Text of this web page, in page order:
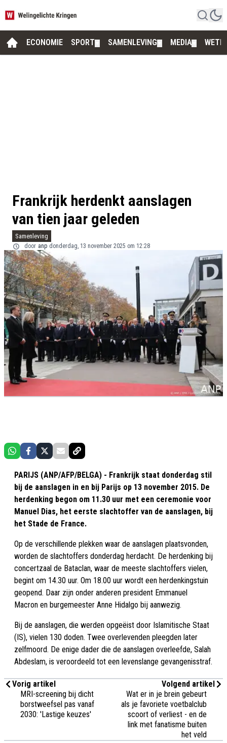
ECONOMIE SPORT SAMENLEVING MEDIA
Frankrijk herdenkt aanslagen
van tien jaar geleden
Samenleving
door anp donderdag, 13 november 2025 om 12:28
PARIJS (ANP/AFP/BELGA) - Frankrijk staat donderdag stil
bij de aanslagen in en bij Parijs op 13 november 2015. De
herdenking begon om 11.30 uur met een ceremonie voor
Manuel Dias, het eerste slachtoffer van de aanslagen, bij
het Stade de France.
Op de verschillende plekken waar de aanslagen plaatsvonden,
worden de slachtoffers donderdag herdacht. De herdenking bij
concertzaal de Bataclan, waar de meeste slachtoffers vielen,
begint om 14.30 uur. Om 18.00 uur wordt een herdenkingstuin
geopend. Daar zijn onder anderen president Emmanuel
Macron en burgemeester Anne Hidalgo bij aanwezig.
Bij de aanslagen, die werden opgeëist door Islamitische Staat
(IS), vielen 130 doden. Twee overlevenden pleegden later
zelfmoord. De enige dader die de aanslagen overleefde, Salah
Abdeslam, is veroordeeld tot een levenslange gevangenisstraf.
Vorig artikel
MRI-screening bij dicht
borstweefsel pas vanaf
2030: 'Lastige keuzes'
Volgend artikel
Wat er in je brein gebeurt
als je favoriete voetbalclub
scoort of verliest - en de
link met fanatisme buiten
het veld